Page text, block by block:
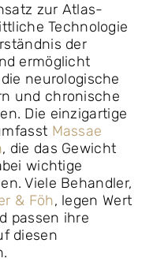
zur Atlas-
Technologie
der
ermöglicht
neurologische
und chronische
Die einzigartige
Massae
, die das Gewicht
wichtige
Viele Behandler,
& Föh, legen Wert
passen ihre
diesen